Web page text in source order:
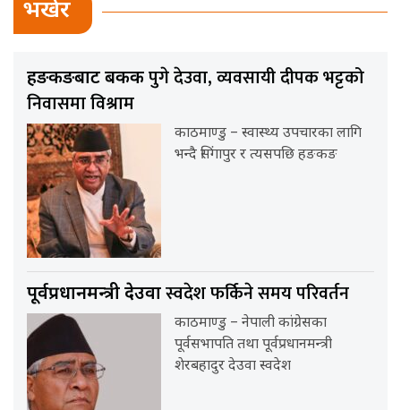
भर्खर
हङकङबाट बैंककपुगे देउवा, व्यवसायी दीपक भट्टको
निवासमा विश्राम
काठमाण्डु – स्वास्थ्य उपचारका लागि
भन्दै सिंगापुर र त्यसपछि हङकङ
पूर्वप्रधानमन्त्री देउवास्वदेश फर्किने समय परिवर्तन
काठमाण्डु – नेपाली कांग्रेसका
पूर्वसभापति तथा पूर्वप्रधानमन्त्री
शेरबहादुर देउवा स्वदेश